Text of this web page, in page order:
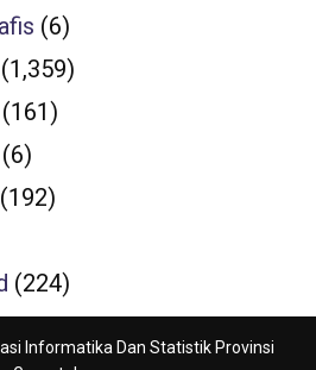
(6)
(1,359)
(161)
(6)
(192)
(224)
Informatika Dan Statistik Provinsi